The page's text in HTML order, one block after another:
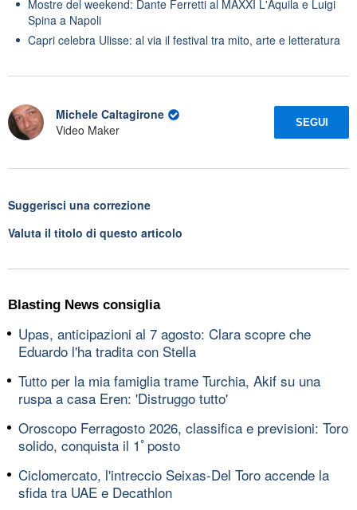
Mostre del weekend: Dante Ferretti al MAXXI L'Aquila e Luigi
Spina a Napoli
Capri celebra Ulisse: al via il festival tra mito, arte e letteratura
Michele Caltagirone
Video Maker
SEGUI
Suggerisci una correzione
Valuta il titolo di questo articolo
Blasting News consiglia
Upas, anticipazioni al 7 agosto: Clara scopre che
Eduardo l'ha tradita con Stella
Tutto per la mia famiglia trame Turchia, Akif su una
ruspa a casa Eren: 'Distruggo tutto'
Oroscopo Ferragosto 2026, classifica e previsioni: Toro
solido, conquista il 1ﾟposto
Ciclomercato, l'intreccio Seixas-Del Toro accende la
sfida tra UAE e Decathlon